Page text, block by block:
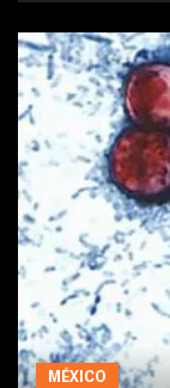
MÉXICO